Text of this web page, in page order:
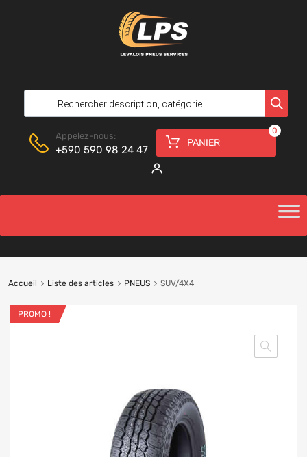
Appelez-nous:
+590 590 98 24 47
PANIER
0
Accueil Liste des articles PNEUS SUV/4X4
PROMO !